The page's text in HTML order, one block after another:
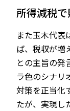
所得減税
また玉木代表
ば、税収が増
との主旨の発
ラ色のシナリ
対策を正当化
たが、実現し